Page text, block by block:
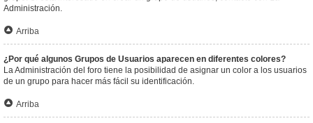
Administración.
Arriba
¿Por qué algunos Grupos de Usuarios aparecen en diferentes colores?
La Administración del foro tiene la posibilidad de asignar un color a los usuarios
de un grupo para hacer más fácil su identificación.
Arriba